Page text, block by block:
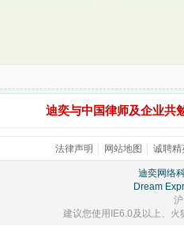
迪奕与中国律师及企业共
法律声明 网站地图 │诚聘精
迪奕网络
Dream
建议您使用IE6.0及以上、